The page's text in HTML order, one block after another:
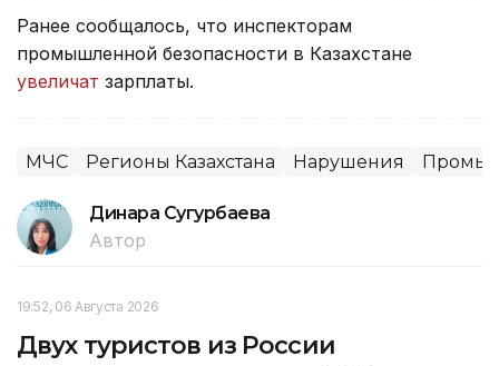
Ранее сообщалось, что инспекторам
промышленной безопасности в Казахстане
увеличат зарплаты.
МЧС Регионы Казахстана Нарушения
Динара Сугурбаева
Автор
19:52, 06 Августа 2026
Двух туристов из России